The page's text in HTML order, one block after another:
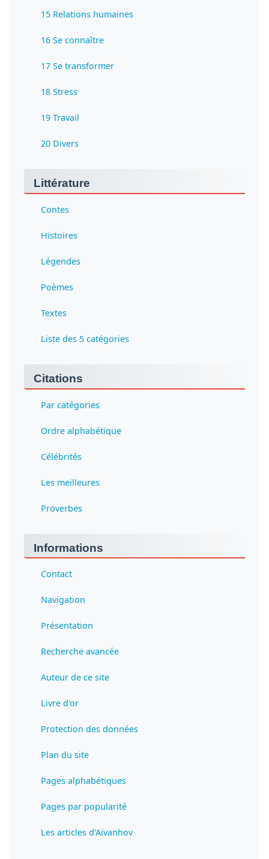
15 Relations humaines
16 Se connaître
17 Se transformer
18 Stress
19 Travail
20 Divers
Littérature
Contes
Histoires
Légendes
Poèmes
Textes
Liste des 5 catégories
Citations
Par catégories
Ordre alphabétique
Célébrités
Les meilleures
Proverbes
Informations
Contact
Navigation
Présentation
Recherche avancée
Auteur de ce site
Livre d'or
Protection des données
Plan du site
Pages alphabétiques
Pages par popularité
Les articles d'Aïvanhov